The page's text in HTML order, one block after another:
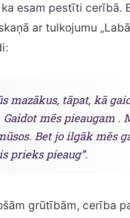
esam pestīti cerībā.
ar tulkojumu
mazākus, tāpat, kā
mēs pieaugam .
Bet jo ilgāk mēs
prieks pieaug”.
grūtībām, cerība